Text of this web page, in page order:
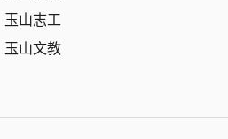
玉山志工
玉山文教